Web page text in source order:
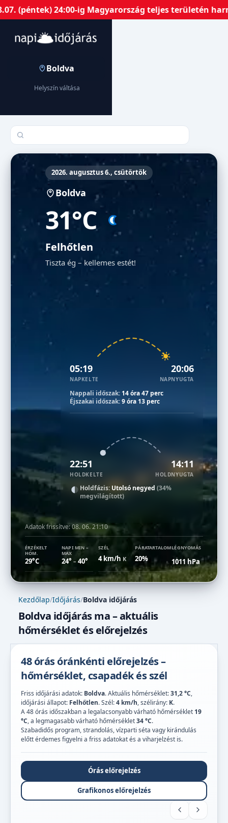
24:00-ig Magyarország teljes területén harmadfokú
Boldva
Helyszín váltása
Település keresése
2026. augusztus 6., csütörtök
Boldva
31°C
Felhőtlen
Tiszta ég – kellemes estét!
05:19
NAPKELTE
20:06
NAPNYUGTA
Nappali időszak: 14 óra 47 perc
Éjszakai időszak:9 óra 13 perc
22:51
HOLDKELTE
14:11
HOLDNYUGTA
Holdfázis: Utolsó negyed (34%
megvilágított)
Adatok frissítve:08. 06. 21:10
ÉRZÉKELT
HŐM.
29°C
NAPI MIN –
MAX
24° –40°
SZÉL
4 km/h K
PÁRATARTALOM
20%
LÉGNYOMÁS
1011 hPa
Kezdőlap/Időjárás/Boldva időjárás
Boldva időjárás ma – aktuális
hőmérséklet és előrejelzés
48 órás óránkénti előrejelzés –
hőmérséklet, csapadék és szél
Friss időjárási adatok: Boldva. Aktuális hőmérséklet:31,2 °C,
időjárási állapot: Felhőtlen. Szél:4 km/h, szélirány: K.
A 48 órás időszakban a legalacsonyabb várható hőmérséklet 19
°C, a legmagasabb várható hőmérséklet34 °C.
Szabadidős program, strandolás, vízparti séta vagy kirándulás
előtt érdemes figyelni a friss adatokat és a viharjelzést is.
Órás előrejelzés
Grafikonos előrejelzés